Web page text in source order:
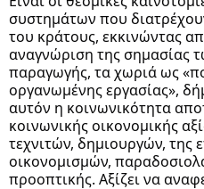
συστημάτων που
του κράτους, εκκινώντας
αναγνώριση της σημασίας
παραγωγής, τα χωριά ως
οργανωμένης εργασίας»,
αυτόν η κοινωνικότητα
κοινωνικής οικονομικής
τεχνιτών, δημιουργών, της
οικονομισμών,
προοπτικής. Αξίζει να